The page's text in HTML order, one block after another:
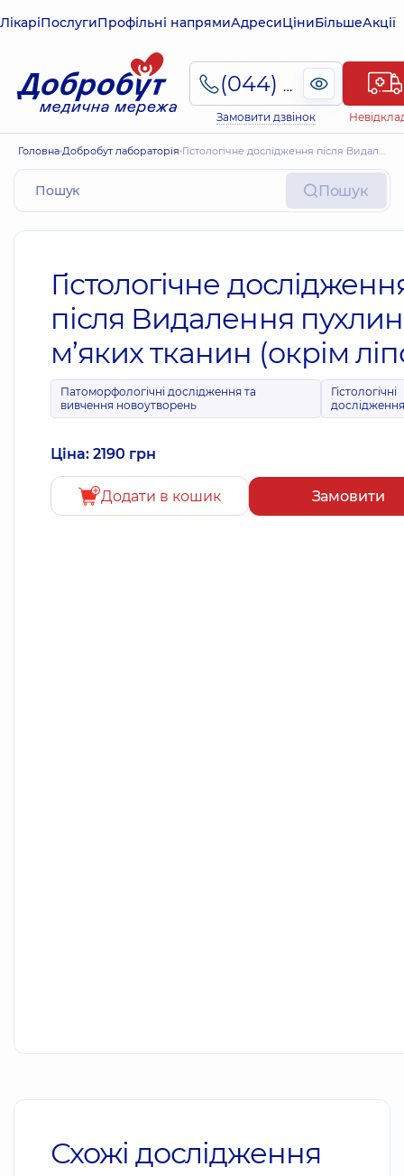
ЛікаріПослугиПрофільні напрямиАдресиЦіниБільшеАкції
(044) 495-2-888
Замовити дзвінок
Головна Добробут лабораторія Гістологічне дослідження після Видалення пухлини м’яких тканин (окрім ліпом)
Пошук
Гістологічне
після Видалення
м’яких тканин (окрім
Патоморфологічні дослідження та
вивчення новоутворень
Гістологічні
дослідження
Ціна: 2190 грн
Додати в кошик Замовити
Схожі дослідження